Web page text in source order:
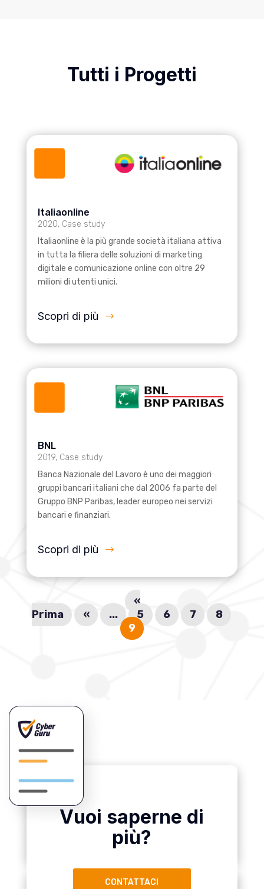
Tutti i Progetti
Italiaonline
2020, Case study
Italiaonline è la più grande società italiana attiva
in tutta la filiera delle soluzioni di marketing
digitale e comunicazione online con oltre 29
milioni di utenti unici.
Scopri di più
BNL
2019, Case study
Banca Nazionale del Lavoro è uno dei maggiori
gruppi bancari italiani che dal 2006 fa parte del
Gruppo BNP Paribas, leader europeo nei servizi
bancari e finanziari.
Scopri di più
«
Prima
« ... 5 6 7
8
9
Vuoi saperne di
più?
CONTATTACI